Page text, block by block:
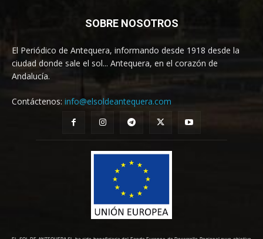
SOBRE NOSOTROS
El Periódico de Antequera, informando desde 1918 desde la
ciudad donde sale el sol... Antequera, en el corazón de
Andalucía.
Contáctenos: info@elsoldeantequera.com